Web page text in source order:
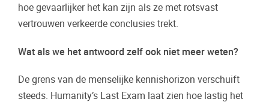
hoe gevaarlijker het kan zijn als ze met rotsvast
vertrouwen verkeerde conclusies trekt.
Wat als we het antwoord zelf ook niet meer weten?
De grens van de menselijke kennishorizon verschuift
steeds. Humanity’s Last Exam laat zien hoe lastig het